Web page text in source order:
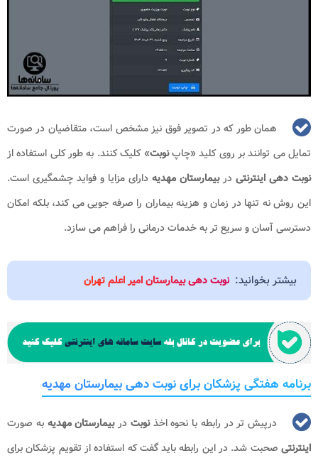
همان طور که در تصویر فوق نیز مشخص است، متقاضیان در صورت
تمایل می توانند بر روی کلید «چاپنوبت» کلیک کنند. به طور کلی استفاده از
نوبت دهی اینترنتی دربیمارستان مهدیه دارای مزایا و فواید چشمگیری است.
این روش نه تنها در زمان و هزینه بیماران را صرفه جویی می کند، بلکه امکان
دسترسی آسان و سریع تر به خدمات درمانی را فراهم می سازد.
بیشتر بخوانید: نوبت دهی بیمارستان امیر اعلم تهران
برنامه هفتگی پزشکان برای نوبت دهی بیمارستان مهدیه
درپیش تر در رابطه با نحوه اخذنوبت دربیمارستان مهدیه به صورت
اینترنتی صحبت شد. در این رابطه باید گفت که استفاده از تقویم پزشکان برای